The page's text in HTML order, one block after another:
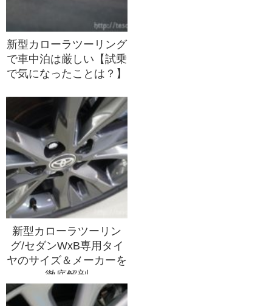
新型カローラツーリング
で車中泊は厳しい【試乗
で気になったことは？】
新型カローラツーリン
グ/セダンWxB専用タイ
ヤのサイズ＆メーカーを
徹底解剖